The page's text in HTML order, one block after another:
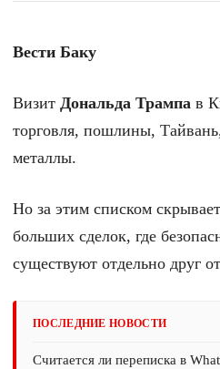
Вести Баку
Визит Дональда Трампа в
торговля, пошлины,
металлы.
Но за этим списком
больших сделок, где
существуют отдельно друг
ПОСЛЕДНИЕ НОВОСТИ
Считается ли переписка в